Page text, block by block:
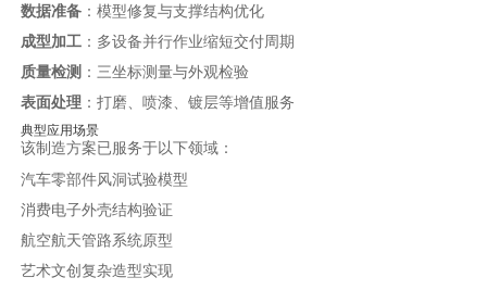
数据准备 ：模型修复与支撑结构优化
成型加工 ：多设备并行作业缩短交付周期
质量检测 ：三坐标测量与外观检验
表面处理 ：打磨、喷漆、镀层等增值服务
典型应用场景
该制造方案已服务于以下领域：
汽车零部件风洞试验模型
消费电子外壳结构验证
航空航天管路系统原型
艺术文创复杂造型实现